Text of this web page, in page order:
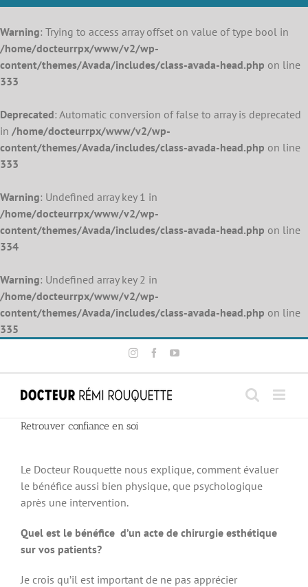
Warning: Trying to access array offset on value of type bool in
/home/docteurrpx/www/v2/wp-
content/themes/Avada/includes/class-avada-head.php on line
333
Deprecated: Automatic conversion of false to array is deprecated
in /home/docteurrpx/www/v2/wp-
content/themes/Avada/includes/class-avada-head.php on line
333
Warning: Undefined array key 1 in
/home/docteurrpx/www/v2/wp-
content/themes/Avada/includes/class-avada-head.php on line
334
Warning: Undefined array key 2 in
/home/docteurrpx/www/v2/wp-
content/themes/Avada/includes/class-avada-head.php on line
335
content
Instagram
FacebookYouTube
Retrouver confiance en soi
Larger
Image
Le Docteur Rouquette nous explique, comment évaluer
le bénéfice aussi bien physique, que psychologique
après une intervention.
Quel est le bénéfice d’un acte de chirurgie esthétique
sur vos patients?
Je crois qu’il est important de ne pas apprécier